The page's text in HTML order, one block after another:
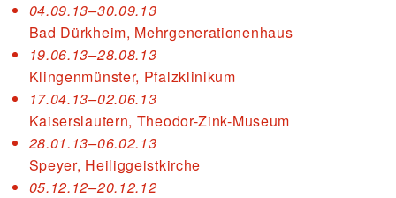
04.09.13–30.09.13
Bad Dürkheim, Mehrgenerationenhaus
19.06.13–28.08.13
Klingenmünster, Pfalzklinikum
17.04.13–02.06.13
Kaiserslautern, Theodor-Zink-Museum
28.01.13–06.02.13
Speyer, Heiliggeistkirche
05.12.12–20.12.12